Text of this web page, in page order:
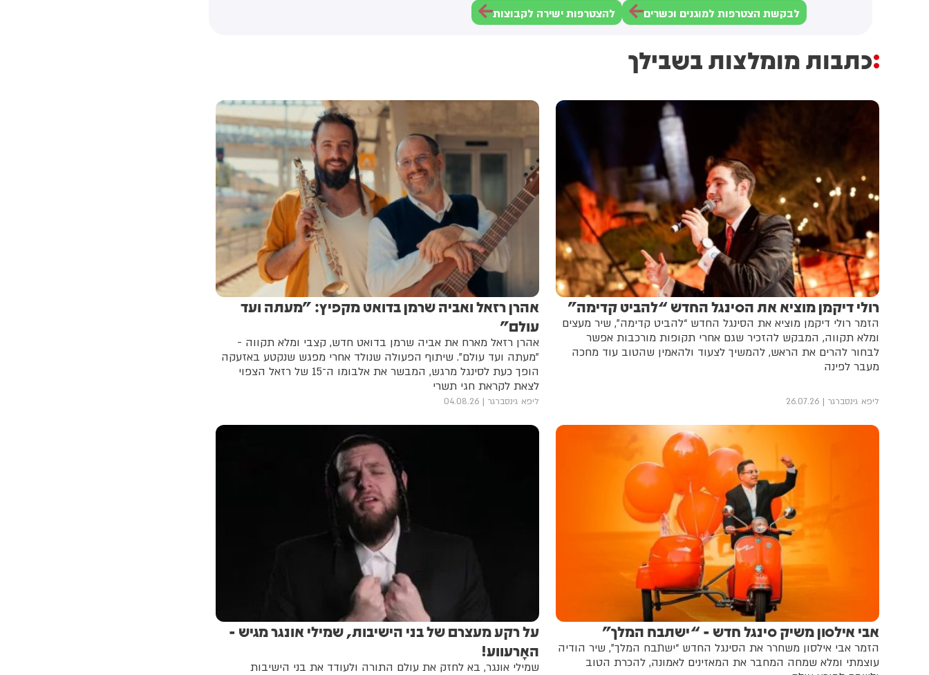
לבקשת הצטרפות למוגנים וכשרים להצטרפות ישירה לקבוצות
כתבות מומלצות בשבילך
רולי דיקמן מוציא את הסינגל החדש “להביט קדימה”
הזמר רולי דיקמן מוציא את הסינגל החדש “להביט קדימה”, שיר מעצים
ומלא תקווה, המבקש להזכיר שגם אחרי תקופות מורכבות אפשר
לבחור להרים את הראש, להמשיך לצעוד ולהאמין שהטוב עוד מחכה
מעבר לפינה
ליפא גינסברגר 26.07.26
אהרן רזאל ואביה שרמן בדואט מקפיץ: "מעתה ועד
עולם"
אהרן רזאל מארח את אביה שרמן בדואט חדש, קצבי ומלא תקווה -
"מעתה ועד עולם". שיתוף הפעולה שנולד אחרי מפגש שנקטע באזעקה
הופך כעת לסינגל מרגש, המבשר את אלבומו ה־15 של רזאל הצפוי
לצאת לקראת חגי תשרי
ליפא גינסברגר 04.08.26
אבי אילסון משיק סינגל חדש - “ישתבח המלך”
הזמר אבי אילסון משחרר את הסינגל החדש “ישתבח המלך”, שיר הודיה
עוצמתי ומלא שמחה המחבר את המאזינים לאמונה, להכרת הטוב
על רקע מעצרם של בני הישיבות, שמילי אונגר מגיש -
האָרעווע!
שמילי אונגר, בא לחזק את עולם התורה ולעודד את בני הישיבות